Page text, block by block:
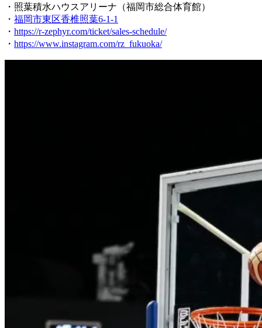
・照葉積水ハウスアリーナ（福岡市総合体育館）
・ 福岡市東区香椎照葉6-1-1
・ https://r-zephyr.com/ticket/sales-schedule/
・ https://www.instagram.com/rz_fukuoka/